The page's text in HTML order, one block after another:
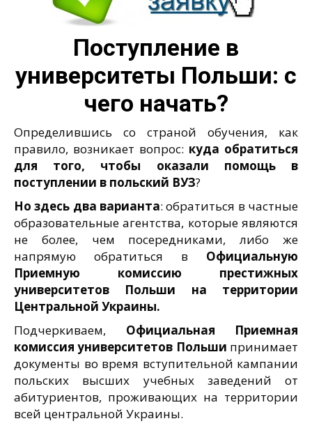
Поступление в
университеты Польши: с
чего начать?
Определившись со страной обучения, как
правило, возникает вопрос: куда обратиться
для того, чтобы оказали помощь в
поступлении в польский ВУЗ?
Но здесь два варианта: обратиться в частные
образовательные агентства, которые являются
не более, чем посередниками, либо же
напрямую обратиться в Официальную
Приемную комиссию престижных
университетов Польши на территории
Центральной Украины.
Подчеркиваем, Официальная Приемная
комиссия университетов Польши принимает
документы во время вступительной кампании
польских высших учебных заведений от
абитуриентов, проживающих на территории
всей центральной Украины.